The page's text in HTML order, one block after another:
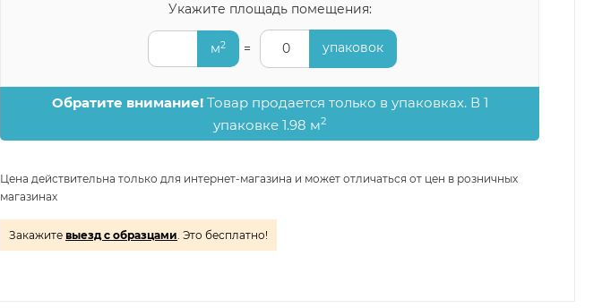
Укажите площадь помещения:
м2 = 0 упаковок
Обратите внимание!Товар продается только в упаковках. В 1
упаковке 1.98 м2
Цена действительна только для интернет-магазина и может отличаться от цен в розничных
магазинах
Закажите выезд с образцами. Это бесплатно!